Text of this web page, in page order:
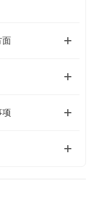
面
项